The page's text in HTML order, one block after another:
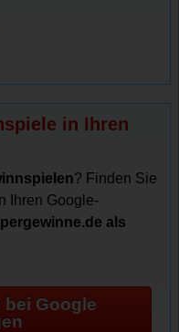
in Ihren
? Finden Sie
Ihren Google-
als
bei Google